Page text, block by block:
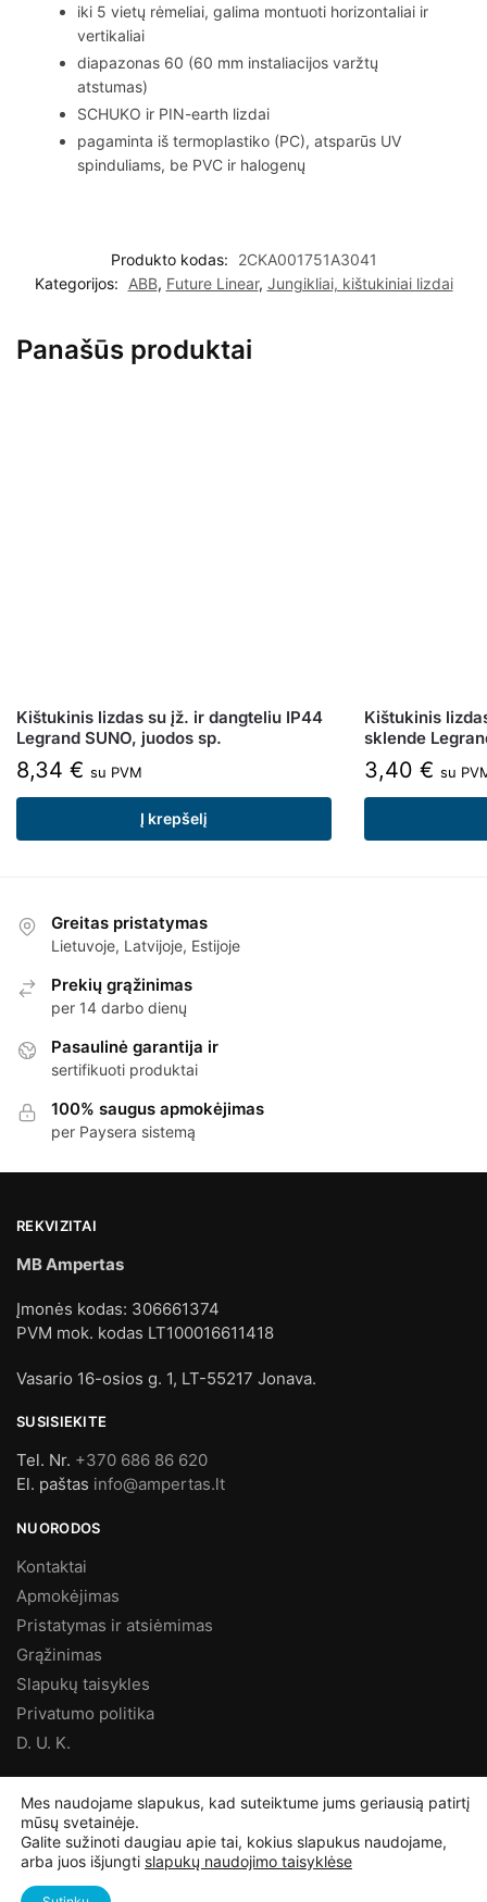
iki 5 vietų rėmeliai, galima montuoti horizontaliai ir
vertikaliai
diapazonas 60 (60 mm instaliacijos varžtų
atstumas)
SCHUKO ir PIN-earth lizdai
pagaminta iš termoplastiko (PC), atsparūs UV
spinduliams, be PVC ir halogenų
Produkto kodas:
2CKA001751A3041
Kategorijos:
ABB, Future Linear, Jungikliai, kištukiniai lizdai
Panašūs produktai
Kištukinis lizdas su įž. ir dangteliu IP44
Legrand SUNO, juodos sp.
8,34 € su PVM
Į krepšelį
Kištukinis
sklende
3,40 € su
Greitas pristatymas
Lietuvoje, Latvijoje, Estijoje
Prekių grąžinimas
per 14 darbo dienų
Pasaulinė garantija ir
sertifikuoti produktai
100% saugus apmokėjimas
per Paysera sistemą
REKVIZITAI
MB Ampertas
Įmonės kodas: 306661374
PVM mok. kodas LT100016611418
Vasario 16-osios g. 1, LT-55217 Jonava.
SUSISIEKITE
Tel. Nr. +370 686 86 620
El. paštas info@ampertas.lt
NUORODOS
Kontaktai
Apmokėjimas
Pristatymas ir atsiėmimas
Grąžinimas
Slapukų taisykles
Privatumo politika
D. U. K.
©Ampertas.lt2025, Visos teisės saugomos
Mes naudojame slapukus, kad suteiktume jums geriausią patirtį
mūsų svetainėje.
Galite sužinoti daugiau apie tai, kokius slapukus naudojame,
arba juos išjungti slapukų naudojimo taisyklėse